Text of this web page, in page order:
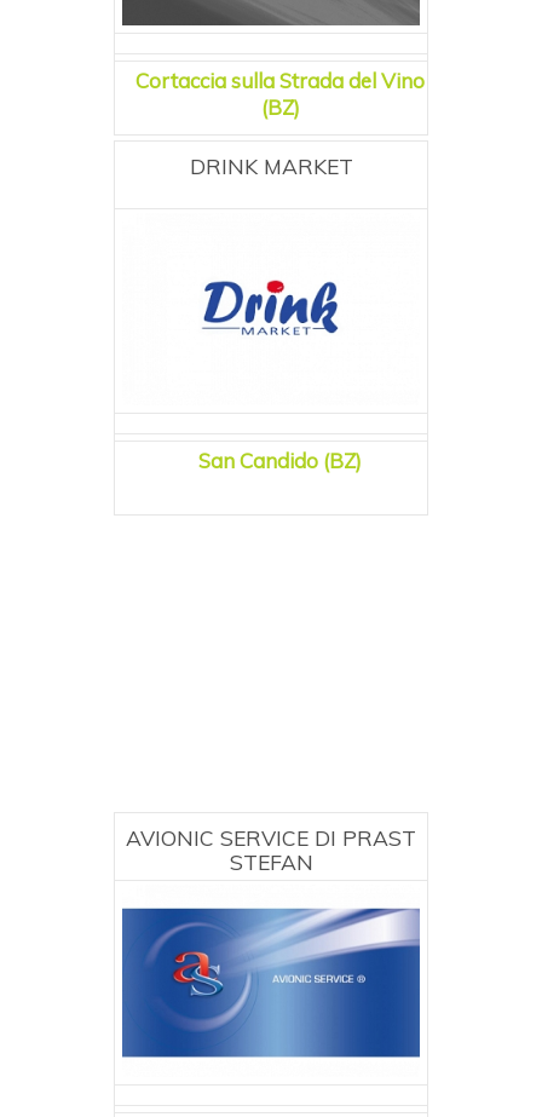
Cortaccia sulla Strada del Vino
(BZ)
DRINK MARKET
San Candido (BZ)
AVIONIC SERVICE DI PRAST
STEFAN